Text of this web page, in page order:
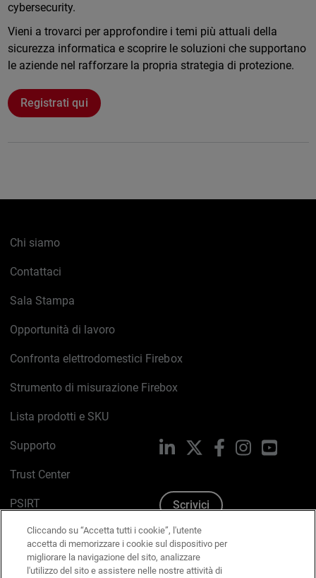
cybersecurity.
Vieni a trovarci per approfondire i temi più attuali della
sicurezza informatica e scoprire le soluzioni che supportano
le aziende nel rafforzare la propria strategia di protezione.
Registrati qui
Chi siamo
Contattaci
Sala Stampa
Opportunità di lavoro
Confronta elettrodomestici Firebox
Strumento di misurazione Firebox
Lista prodotti e SKU
Supporto
Trust Center
PSIRT
Politica sui cookie
Informativa sulla privacy
LinkedIn FacebookInstagram
Scrivici
Cliccando su “Accetta tutti i cookie”, l'utente
accetta di memorizzare i cookie sul dispositivo per
migliorare la navigazione del sito, analizzare
l'utilizzo del sito e assistere nelle nostre attività di